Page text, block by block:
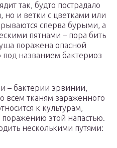
так, будто пострадало
но и ветки с цветками или
сперва бурыми, а
пятнами – пора бить
поражена опасной
названием бактериоз
– бактерии эрвинии,
всем тканям зараженного
к культурам,
этой напастью.
несколькими путями: